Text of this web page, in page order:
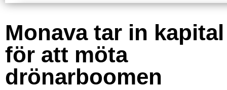
Monava tar in kapital
för att möta
drönarboomen